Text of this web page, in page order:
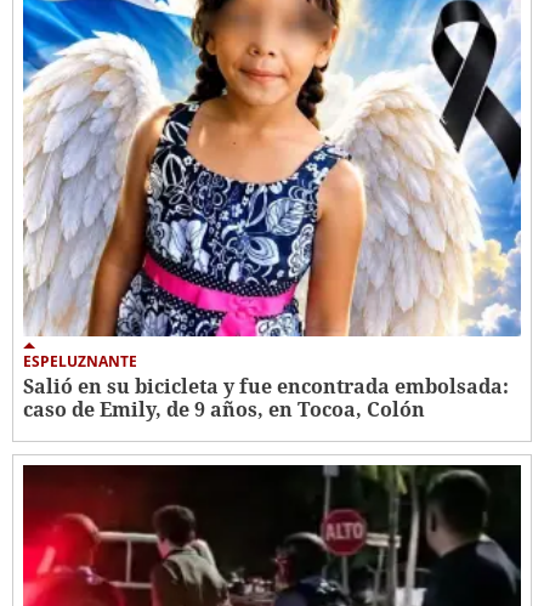
ESPELUZNANTE
Salió en su bicicleta y fue encontrada embolsada:
caso de Emily, de 9 años, en Tocoa, Colón